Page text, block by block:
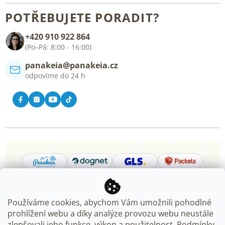
Používáme cookies, abychom Vám umožnili pohodlné
prohlížení webu a díky analýze provozu webu neustále
Všeobecné obchodní podmínky
Kontakt
POTŘEBUJETE PORADIT?
+420 910 922 864
(Po–Pá: 8:00 - 16:00)
panakeia@panakeia.cz
odpovíme do 24 h
Copyright 2026Panakeia.cz. Všechna práva vyhrazena.